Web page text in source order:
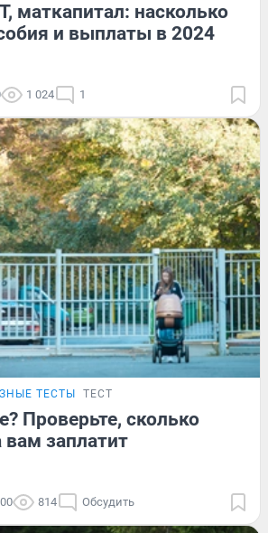
маткапитал: насколько
и выплаты в 2024
1 024 1
ТЕСТЫ ТЕСТ
Проверьте, сколько
вам заплатит
814 Обсудить